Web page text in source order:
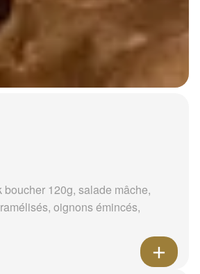
boucher 120g, salade mâche,
oignons émincés,